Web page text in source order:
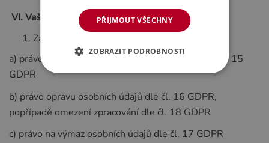
VI.Vaše práva
Za podmínek stanovených v GDPR máte:
a) právo na přístup ke svým osobním údajům dle čl. 15
GDPR
b) právo opravu osobních údajů dle čl. 16 GDPR,
popřípadě omezení zpracování dle čl. 18 GDPR
c) právo na výmaz osobních údajů dle čl. 17 GDPR
PŘIJMOUT VŠECHNY
ZOBRAZIT PODROBNOSTI